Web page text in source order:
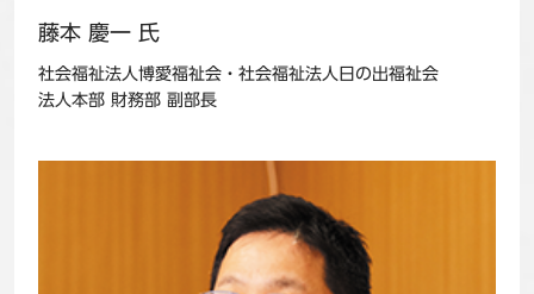
藤本 慶一 氏
社会福祉法人博愛福祉会・社会福祉法人日の出福祉会
法人本部 財務部 副部長